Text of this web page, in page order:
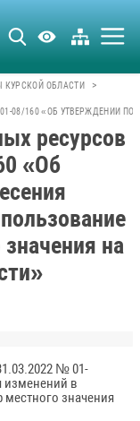
ОБЛАСТИ >
08/160 «ОБ УТВЕРЖДЕНИИ
ресурсов
«Об
на
№ 01-
изменений в
значения